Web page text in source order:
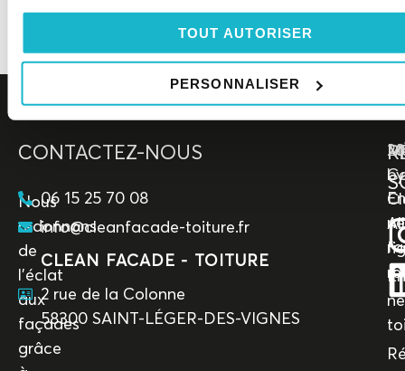
TOUT AUTORISER
PERSONNALISER
Nous
redonnons
de
l’éclat
aux
façades
grâce
CONTACTEZ-NOUS
06 15 25 70 08
info@cleanfacade-toiture.fr
CLEAN FACADE - TOITURE
2 rue de la Colonne
58300 SAINT-LÉGER-DES-VIGNES
All
by